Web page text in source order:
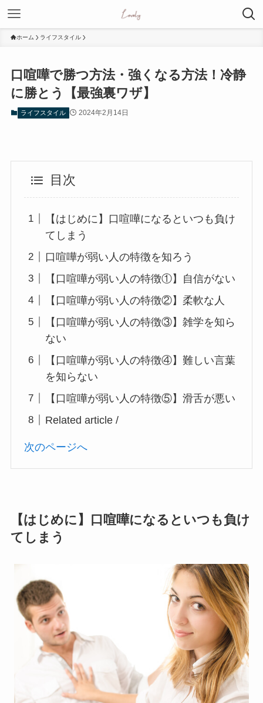
ホーム ライフスタイル
口喧嘩で勝つ方法・強くなる方法！冷静
に勝とう【最強裏ワザ】
ライフスタイル 2024年2月14日
目次
【はじめに】口喧嘩になるといつも負け
てしまう
口喧嘩が弱い人の特徴を知ろう
【口喧嘩が弱い人の特徴①】自信がない
【口喧嘩が弱い人の特徴②】柔軟な人
【口喧嘩が弱い人の特徴③】雑学を知ら
ない
【口喧嘩が弱い人の特徴④】難しい言葉
を知らない
【口喧嘩が弱い人の特徴⑤】滑舌が悪い
Related article /
次のページへ
【はじめに】口喧嘩になるといつも負け
てしまう